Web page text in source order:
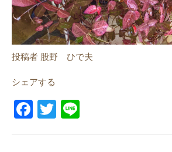
投稿者 股野 ひで夫
シェアする
F
T